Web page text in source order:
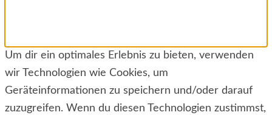
Um dir ein optimales Erlebnis zu bieten, verwenden
wir Technologien wie Cookies, um
Geräteinformationen zu speichern und/oder darauf
zuzugreifen. Wenn du diesen Technologien zustimmst,